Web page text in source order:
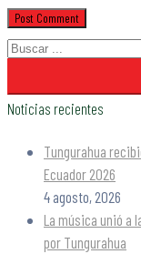
Noticias recientes
Tungurahua
Ecuador 2026
4 agosto, 2026
La música unió a
por Tungurahua